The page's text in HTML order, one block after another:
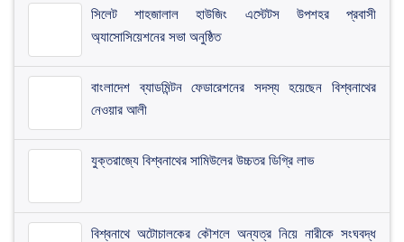
সিলেট শাহজালাল হাউজিং এস্টেটস উপশহর প্রবাসী
অ্যাসোসিয়েশনের সভা অনুষ্ঠিত
​বাংলাদেশ ব্যাডমিন্টন ফেডারেশনের সদস্য হয়েছেন বিশ্বনাথের
নেওয়ার আলী
যুক্তরাজ্যে বিশ্বনাথের সামিউলের উচ্চতর ডিগ্রি লাভ
বিশ্বনাথে অটোচালকের কৌশলে অন্যত্র নিয়ে নারীকে সংঘবদ্ধ